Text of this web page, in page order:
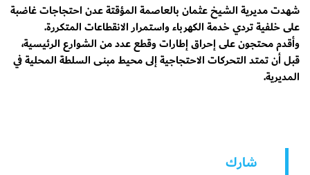
شهدت مديرية الشيخ عثمان بالعاصمة المؤقتة عدن احتجاجات غاضبة
على خلفية تردي خدمة الكهرباء واستمرار الانقطاعات المتكررة.
وأقدم محتجون على إحراق إطارات وقطع عدد من الشوارع الرئيسية،
قبل أن تمتد التحركات الاحتجاجية إلى محيط مبنى السلطة المحلية في
المديرية.
شارك